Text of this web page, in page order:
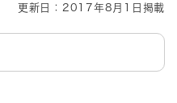
更新日：2017年8月1日掲載